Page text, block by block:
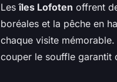
Lesîles Lofoten offrent
boréales et la pêche en
chaque visite
couper le souffle garantit